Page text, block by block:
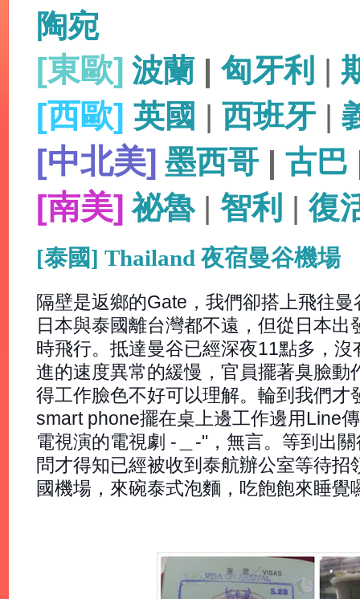
陶宛
[東歐] 波蘭 | 匈牙利 |
[西歐] 英國 | 西班牙 |
[中北美] 墨西哥 | 古巴
[南美] 祕魯| 智利 |復
[泰國] Thailand 夜宿曼谷機場
隔壁是返鄉的Gate，我們卻搭上飛往
日本與泰國離台灣都不遠，但從日本
時飛行。抵達曼谷已經深夜11點多，
進的速度異常的緩慢，官員擺著臭臉動
得工作臉色不好可以理解。輪到我們才
smart phone擺在桌上邊工作邊用Line
電視演的電視劇 -＿-"，無言。等到出
問才得知已經被收到泰航辦公室等待
國機場，來碗泰式泡麵，吃飽飽來睡覺